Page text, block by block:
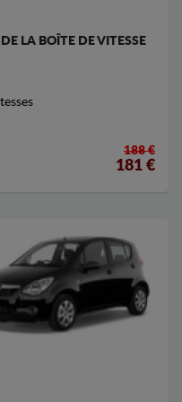
LA BOÎTE DE VITESSE
188 €
181 €